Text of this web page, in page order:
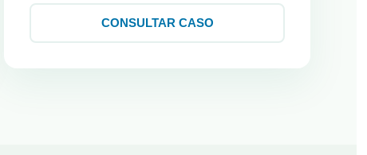
CONSULTAR CASO